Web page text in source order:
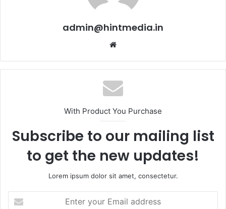
admin@hintmedia.in
With Product You Purchase
Subscribe to our mailing list
to get the new updates!
Lorem ipsum dolor sit amet, consectetur.
your